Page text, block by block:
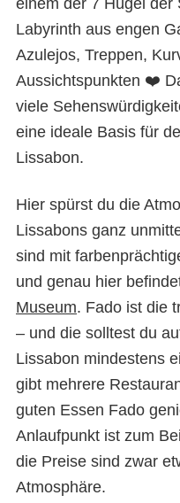
einem der 7 Hügel der
Labyrinth aus engen
Azulejos, Treppen,
Aussichtspunkten ❤️
viele
eine ideale Basis für
Lissabon.
Hier spürst du die
Lissabons ganz
sind mit
und genau hier
Museum. Fado ist die
– und die solltest du
Lissabon mindestens
gibt mehrere
guten Essen Fado
Anlaufpunkt ist zum
die Preise sind zwar
Atmosphäre.